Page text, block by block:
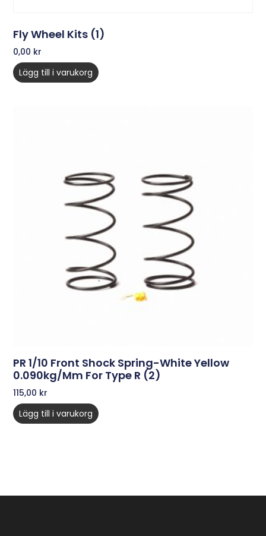
Fly Wheel Kits (1)
0,00 kr
Lägg till i varukorg
PR 1/10 Front Shock Spring-White Yellow
0.090kg/mm For Type R (2)
115,00 kr
Lägg till i varukorg